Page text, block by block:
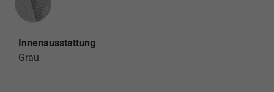
Innenausstattung
Grau